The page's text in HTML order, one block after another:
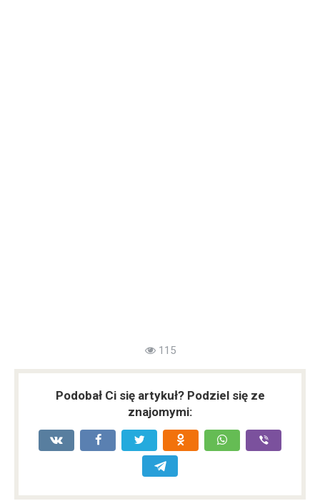
115
Podobał Ci się artykuł? Podziel się ze
znajomymi: